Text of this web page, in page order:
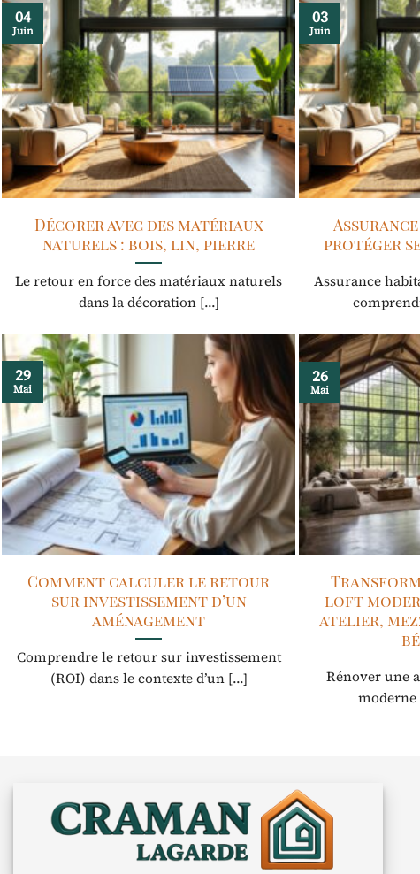
Décorer avec des matériaux
naturels : bois, lin, pierre
Le retour en force des matériaux naturels
dans la décoration [...]
04
Juin
protéger
Assurance
03
Juin
Comment calculer le retour
sur investissement d’un
aménagement
Comprendre le retour sur investissement
(ROI) dans le contexte d’un [...]
29
Mai
loft
atelier,
Rénover une
moderne
26
Mai